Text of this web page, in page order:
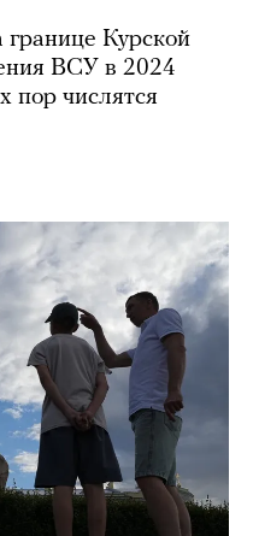
границе Курской
ВСУ в 2024
пор числятся